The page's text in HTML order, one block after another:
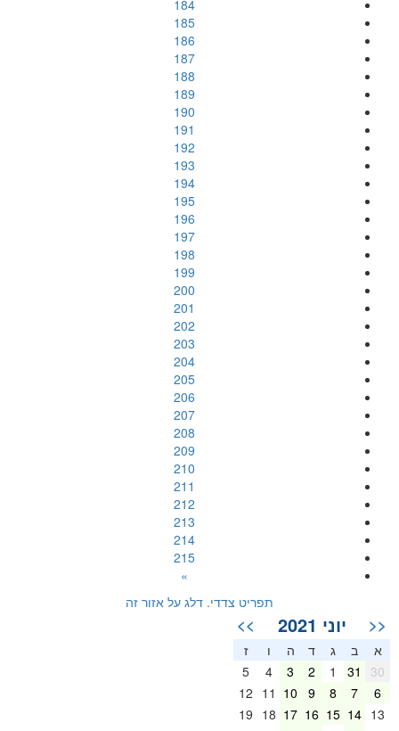
184
185
186
187
188
189
190
191
192
193
194
195
196
197
198
199
200
201
202
203
204
205
206
207
208
209
210
211
212
213
214
215
»
תפריט צדדי. דלג על אזור זה
<< יוני 2021 >>
א ב ג ד ה
ז
30
31
2
3
4
5
6
7
8
9
10
11
12
13
14
15
16
17
18
19